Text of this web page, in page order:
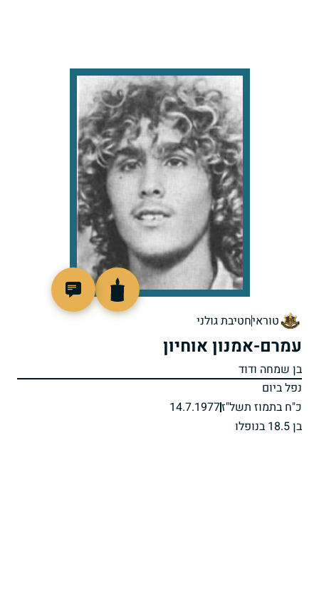
טוראיחטיבת גולני
עמרם-אמנון אוחיון
בן שמחה ודוד
נפל ביום
כ"ח בתמוז תשל"ז14.7.1977
בן 18.5 בנופלו